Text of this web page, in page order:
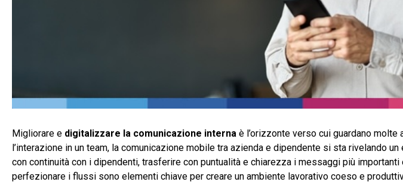
Migliorare e digitalizzare la comunicazione interna è l’orizzonte verso cui guardano
l’interazione in un team, la comunicazione mobile tra azienda e dipendente si sta rivelando
con continuità con i dipendenti, trasferire con puntualità e chiarezza i messaggi più
perfezionare i flussi sono elementi chiave per creare un ambiente lavorativo coeso e